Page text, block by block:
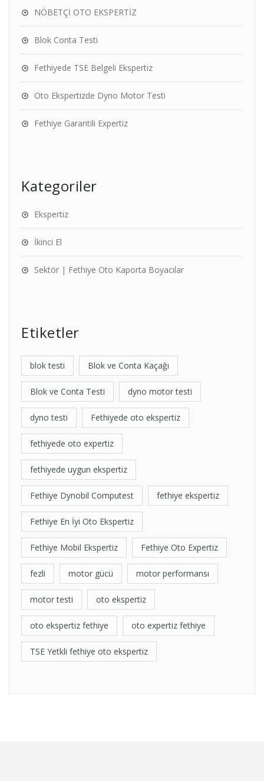
NÖBETÇİ OTO EKSPERTİZ
Blok Conta Testi
Fethiyede TSE Belgeli Ekspertiz
Oto Ekspertizde Dyno Motor Testi
Fethiye Garantili Expertiz
Kategoriler
Ekspertiz
İkinci El
Sektör | Fethiye Oto Kaporta Boyacılar
Etiketler
blok testi Blok ve Conta Kaçağı
Blok ve Conta Testi dyno motor testi
dyno testi Fethiyede oto ekspertiz
fethiyede oto expertiz
fethiyede uygun ekspertiz
Fethiye Dynobil Computest fethiye ekspertiz
Fethiye En İyi Oto Ekspertiz
Fethiye Mobil Ekspertiz Fethiye Oto Expertiz
fezli motor gücü motor performansı
motor testi oto ekspertiz
oto ekspertiz fethiye oto expertiz fethiye
TSE Yetkli fethiye oto ekspertiz